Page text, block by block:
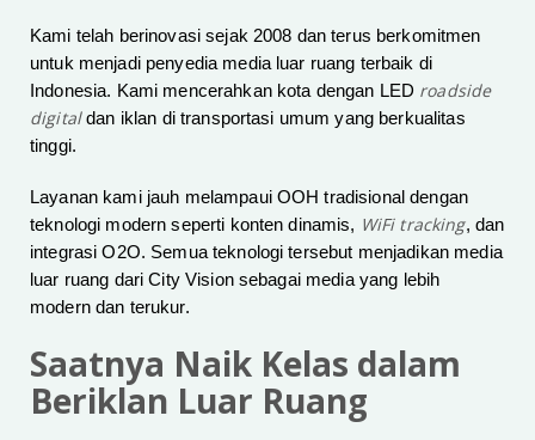
Kami telah berinovasi sejak 2008 dan terus berkomitmen
untuk menjadi penyedia media luar ruang terbaik di
Indonesia. Kami mencerahkan kota dengan LED roadside
digitaldan iklan di transportasi umum yang berkualitas
tinggi.
Layanan kami jauh melampaui OOH tradisional dengan
teknologi modern seperti konten dinamis, WiFi tracking, dan
integrasi O2O. Semua teknologi tersebut menjadikan media
luar ruang dari City Vision sebagai media yang lebih
modern dan terukur.
Saatnya Naik Kelas dalam
Beriklan Luar Ruang